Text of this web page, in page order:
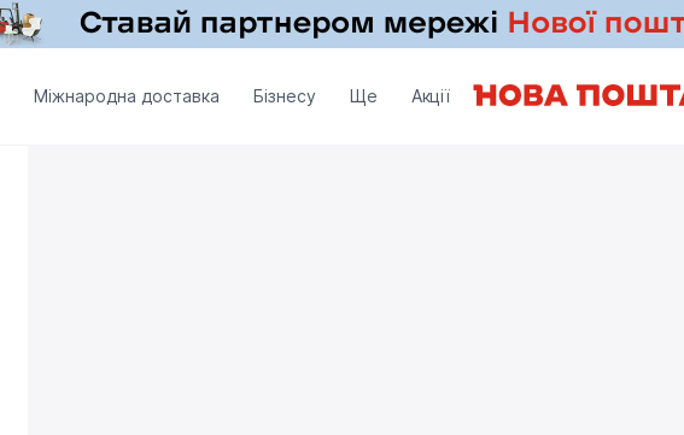
Міжнародна доставка Бізнесу Ще Акції